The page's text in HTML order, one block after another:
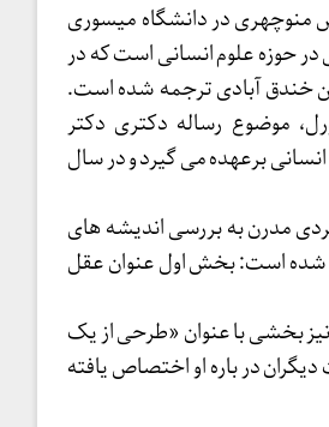
منوچهری در دانشگاه میسوری
در حوزه علوم انسانی است که در
خندق آبادی ترجمه شده است.
موضوع رساله دکتری دکتر
برعهده می گیرد و در سال
مدرن به بررسی اندیشه های
شده است: بخش اول عنوان عقل
بخشی با عنوان «طرحی از یک
در باره او اختصاص یافته